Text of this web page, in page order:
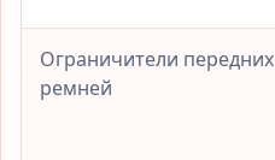
Ограничители передних
ремней